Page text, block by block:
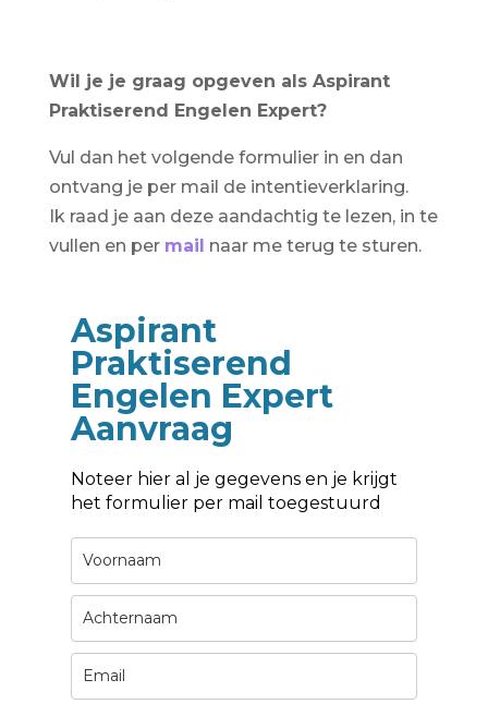
Wil je je graag opgeven als Aspirant
Praktiserend Engelen Expert?
Vul dan het volgende formulier in en dan
ontvang je per mail de intentieverklaring.
Ik raad je aan deze aandachtig te lezen, in te
vullen en per mail naar me terug te sturen.
Aspirant
Praktiserend
Engelen Expert
Aanvraag
Noteer hier al je gegevens en je krijgt
het formulier per mail toegestuurd